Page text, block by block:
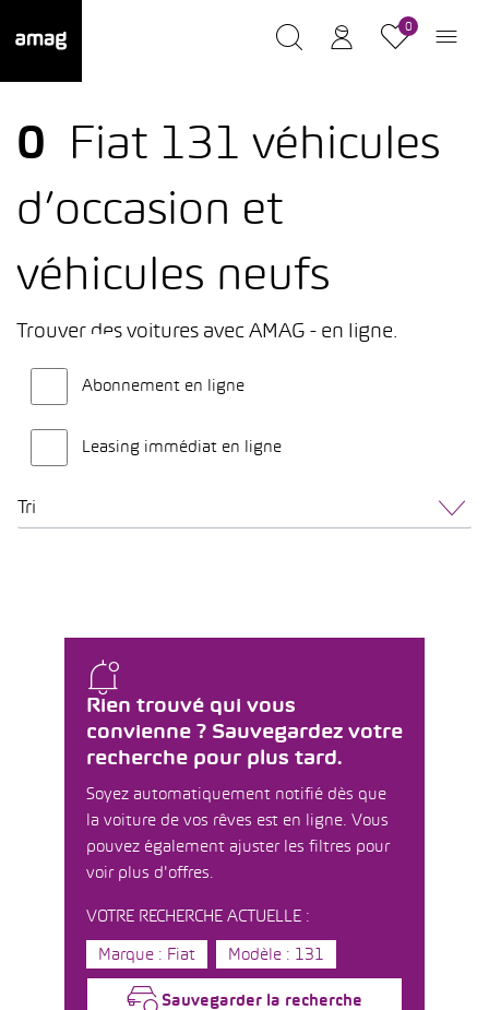
0
0
Fiat 131 véhicules
d’occasion et
véhicules neufs
Trouver des voitures avec AMAG - en ligne.
Abonnement en ligne
Leasing immédiat en ligne
Tri
Rien trouvé qui vous
convienne ? Sauvegardez votre
recherche pour plus tard.
Soyez automatiquement notifié dès que
la voiture de vos rêves est en ligne. Vous
pouvez également ajuster les filtres pour
voir plus d'offres.
VOTRE RECHERCHE ACTUELLE :
Marque : Fiat Modèle : 131
Sauvegarder la recherche